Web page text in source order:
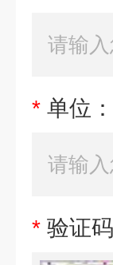
* 单位：
* 验证码